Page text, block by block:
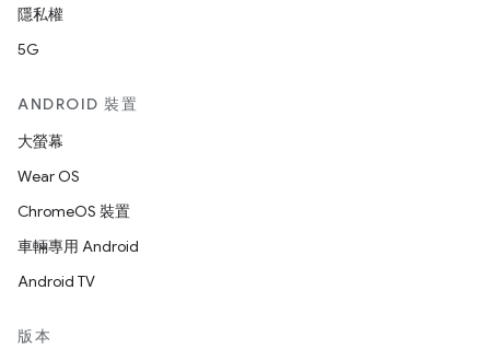
隱私權
5G
ANDROID 裝置
大螢幕
Wear OS
ChromeOS 裝置
車輛專用 Android
Android TV
版本